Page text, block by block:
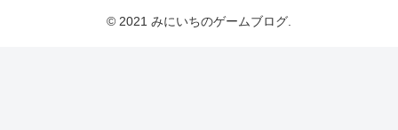
© 2021 みにいちのゲームブログ.